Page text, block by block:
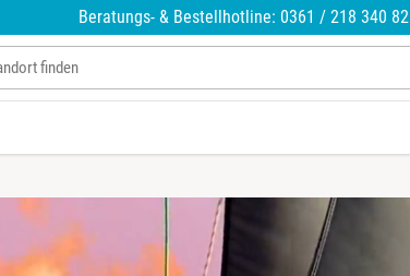
Beratungs- & Bestellhotline: 0361 / 218 340 82